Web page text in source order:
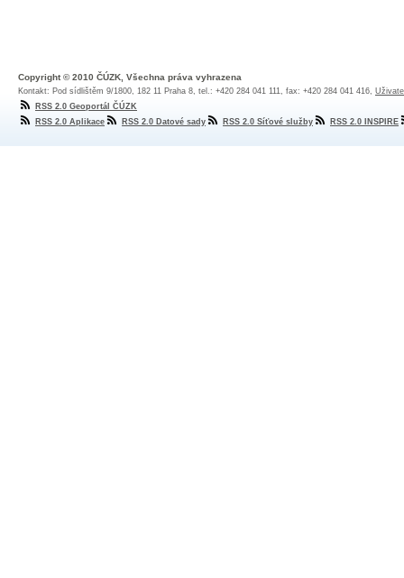
Copyright © 2010 ČÚZK, Všechna práva vyhrazena
Kontakt: Pod sídlištěm 9/1800, 182 11 Praha 8, tel.: +420 284 041 111, fax: +420 284 041 416,
RSS 2.0 Geoportál ČÚZK
RSS 2.0 Aplikace
RSS 2.0 Datové sady RSS 2.0 Síťové služby RSS 2.0 INSPIRE